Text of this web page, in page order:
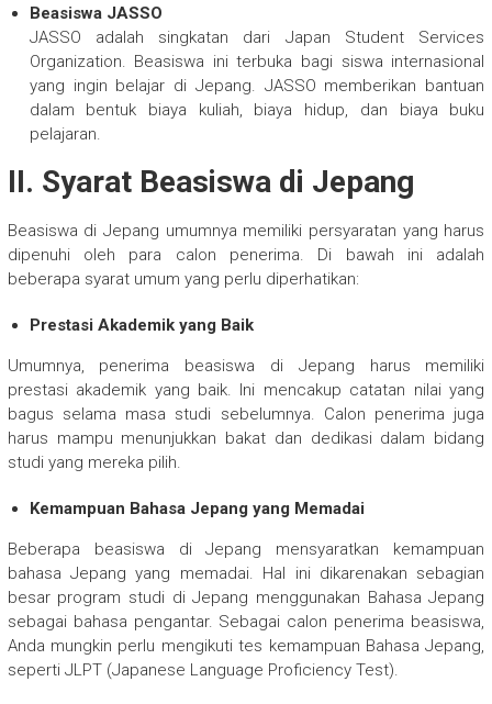
Beasiswa JASSO
JASSO adalah singkatan dari Japan Student Services
Organization. Beasiswa ini terbuka bagi siswa internasional
yang ingin belajar di Jepang. JASSO memberikan bantuan
dalam bentuk biaya kuliah, biaya hidup, dan biaya buku
pelajaran.
II. Syarat Beasiswa di Jepang
Beasiswa di Jepang umumnya memiliki persyaratan yang harus
dipenuhi oleh para calon penerima. Di bawah ini adalah
beberapa syarat umum yang perlu diperhatikan:
Prestasi Akademik yang Baik
Umumnya, penerima beasiswa di Jepang harus memiliki
prestasi akademik yang baik. Ini mencakup catatan nilai yang
bagus selama masa studi sebelumnya. Calon penerima juga
harus mampu menunjukkan bakat dan dedikasi dalam bidang
studi yang mereka pilih.
Kemampuan Bahasa Jepang yang Memadai
Beberapa beasiswa di Jepang mensyaratkan kemampuan
bahasa Jepang yang memadai. Hal ini dikarenakan sebagian
besar program studi di Jepang menggunakan Bahasa Jepang
sebagai bahasa pengantar. Sebagai calon penerima beasiswa,
Anda mungkin perlu mengikuti tes kemampuan Bahasa Jepang,
seperti JLPT (Japanese Language Proficiency Test).